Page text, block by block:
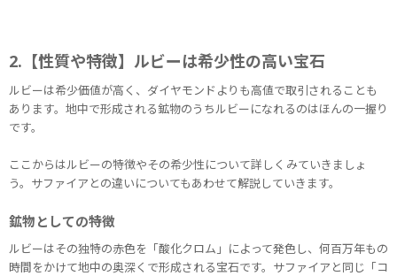
2.【性質や特徴】ルビーは希少性の高い宝石
ルビーは希少価値が高く、ダイヤモンドよりも高値で取引されることも
あります。地中で形成される鉱物のうちルビーになれるのはほんの一握り
です。
ここからはルビーの特徴やその希少性について詳しくみていきましょ
う。サファイアとの違いについてもあわせて解説していきます。
鉱物としての特徴
ルビーはその独特の赤色を「酸化クロム」によって発色し、何百万年もの
時間をかけて地中の奥深くで形成される宝石です。サファイアと同じ「コ